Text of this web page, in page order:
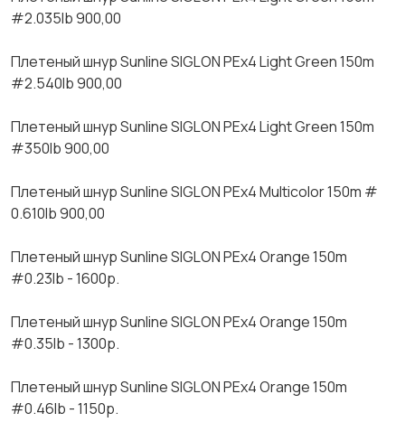
#2.035lb 900,00
Плетеный шнур Sunlinе SIGLОN РЕх4 Light Grееn 150m
#2.540lb 900,00
Плетеный шнур Sunlinе SIGLОN РЕх4 Light Grееn 150m
#350lb 900,00
Плетеный шнур Sunlinе SIGLОN РЕх4 Мultiсоlоr 150m #
0.610lb 900,00
Плетеный шнур Sunlinе SIGLОN РЕх4 Оrаngе 150m
#0.23lb - 1600р.
Плетеный шнур Sunlinе SIGLОN РЕх4 Оrаngе 150m
#0.35lb - 1300р.
Плетеный шнур Sunlinе SIGLОN РЕх4 Оrаngе 150m
#0.46lb - 1150р.